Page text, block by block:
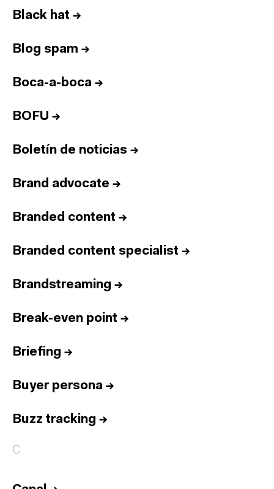
Black hat →
Blog spam →
Boca-a-boca →
BOFU →
Boletín de noticias →
Brand advocate →
Branded content →
Branded content specialist →
Brandstreaming →
Break-even point →
Briefing →
Buyer persona →
Buzz tracking →
C